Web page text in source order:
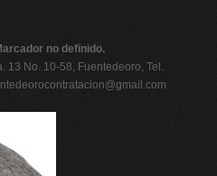
no definido.
13 No. 10-58, Fuentedeoro, Tel.